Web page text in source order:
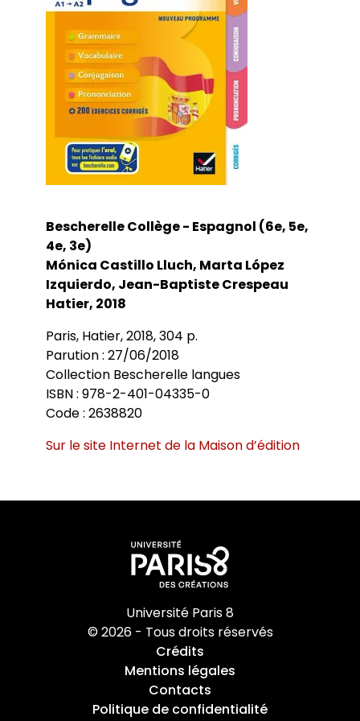
Agenda
Séminaires et conférences
Journées d’études
Colloques
Soutenances de doctorat
Soutenances HDR
Les Revues du LER
Revue Pandora
Cuadernos LIRICO
Cahiers ALHIM
RITA
Publications
Ouvrages
Dossiers et numéros de revues
Thèses
Collection HAL
Le LER sur Vimeo
Bescherelle Collège - Espagnol (6e, 5e,
4e, 3e)
Mónica Castillo Lluch, Marta López
Izquierdo, Jean-Baptiste Crespeau
Hatier, 2018
Paris, Hatier, 2018, 304 p.
Parution : 27/06/2018
Collection Bescherelle langues
ISBN : 978-2-401-04335-0
Code : 2638820
Sur le site Internet de la Maison d’édition
Université Paris 8
© 2026 - Tous droits réservés
Crédits
Mentions légales
Contacts
Politique de confidentialité